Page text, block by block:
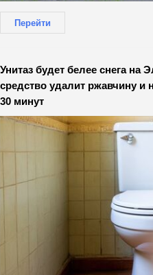
Перейти
Унитаз будет белее снега на
средство удалит ржавчину и
30 минут